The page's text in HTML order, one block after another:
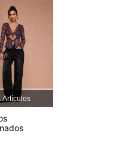
4.72
4.72
4.72
4.72
Artículos